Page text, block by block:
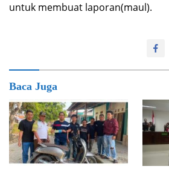
untuk membuat laporan(maul).
Baca Juga